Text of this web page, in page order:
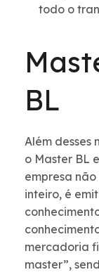
todo o
BL
Além desses
o Master BL
empresa
inteiro, é
mercadoria
master”,